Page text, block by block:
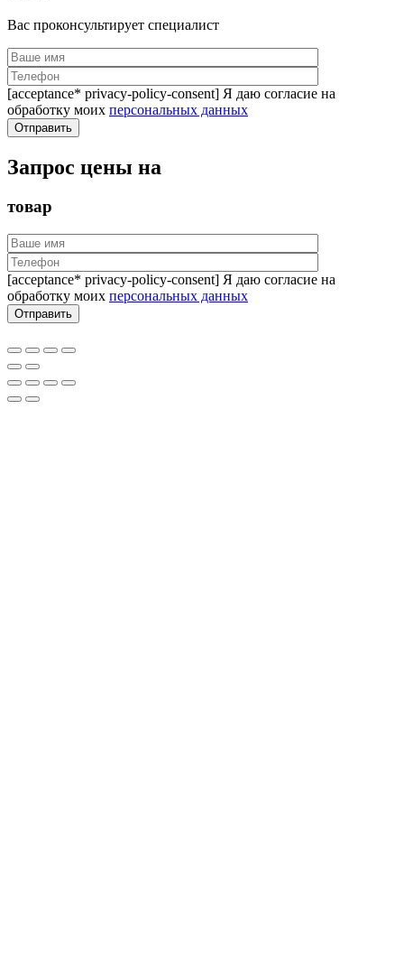
Вас проконсультирует специалист
[acceptance* privacy-policy-consent] Я даю согласие на
обработку моих персональных данных
Запрос цены на
товар
[acceptance* privacy-policy-consent] Я даю согласие на
обработку моих персональных данных